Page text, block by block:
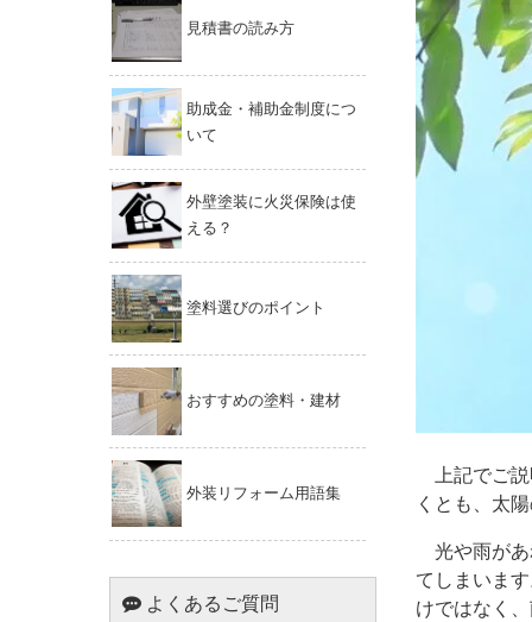
見積書の読み方
助成金・補助金制度につ
いて
外壁塗装に火災保険は使
える？
塗料選びのポイント
おすすめの塗料・建材
外装リフォーム用語集
よくあるご質問
上記でご説
くとも、太
光や雨があ
てしまいま
けではなく